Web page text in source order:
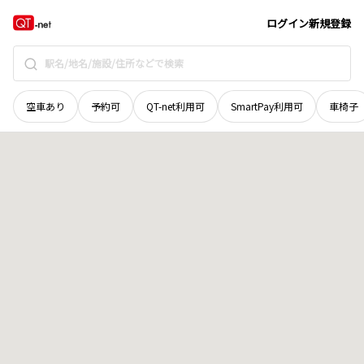
ログイン新規登録
空車あり 予約可 QT-net利用可 SmartPay利用可 車椅子
島根県